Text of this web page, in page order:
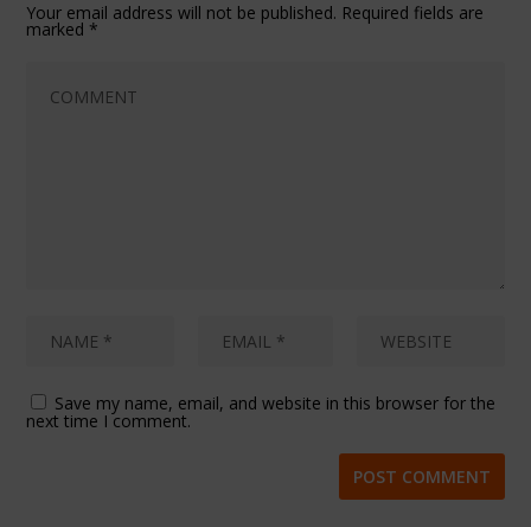
Your email address will not be published. Required fields are
marked *
Save my name, email, and website in this browser for the
next time I comment.